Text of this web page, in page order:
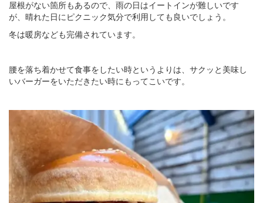
屋根がない箇所もあるので、雨の日はイートインが難しいです
が、晴れた日にピクニック気分で利用しても良いでしょう。
冬は暖房なども完備されています。
腰を落ち着かせて食事をしたい時というよりは、サクッと美味し
いバーガーをいただきたい時にもってこいです。